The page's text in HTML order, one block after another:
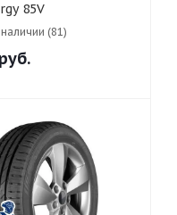
85V
наличии (81)
руб.